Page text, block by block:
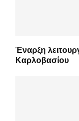
Έναρξη
Καρλοβασίου